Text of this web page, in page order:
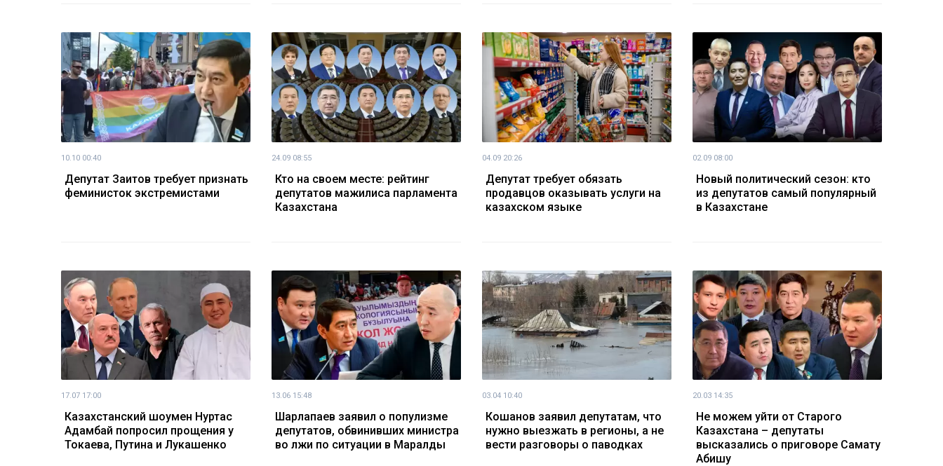
10.10 00:40
Депутат Заитов требует признать
феминисток экстремистами
24.09 08:55
Кто на своем месте: рейтинг
депутатов мажилиса парламента
Казахстана
04.09 20:26
Депутат требует обязать
продавцов оказывать услуги на
казахском языке
02.09 08:00
Новый политический сезон: кто
из депутатов самый популярный
в Казахстане
17.07 17:00
Казахстанский шоумен Нуртас
Адамбай попросил прощения у
Токаева, Путина и Лукашенко
13.06 15:48
Шарлапаев заявил о популизме
депутатов, обвинивших министра
во лжи по ситуации в Маралды
03.04 10:40
Кошанов заявил депутатам, что
нужно выезжать в регионы, а не
вести разговоры о паводках
20.03 14:35
Не можем уйти от Старого
Казахстана – депутаты
высказались о приговоре Самату
Абишу